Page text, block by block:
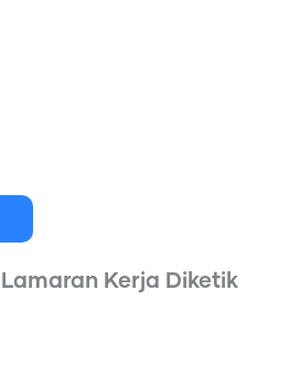
Kerja Diketik